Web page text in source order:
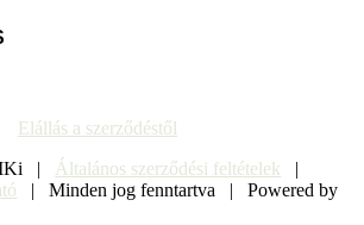
Elállás a szerződéstől
| Általános szerződési feltételek |
| Minden jog fenntartva | Powered by